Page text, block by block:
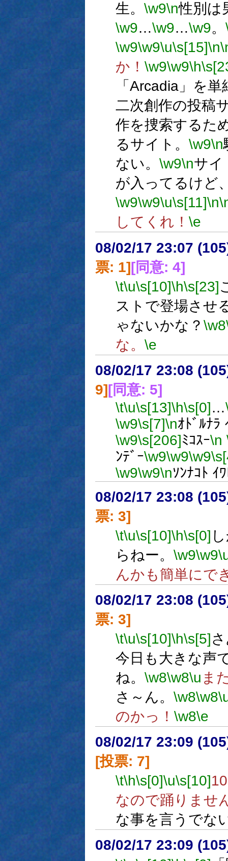
生。 \w9\n性別は
\w9…\w9…\w9。
\w9\w9\u\s[15]\n
か！ \w9\w9\h
「Arcadia」を
二次創作の投稿
作を捜索するた
るサイト。 \w9\n
ない。 \w9\nサイ
が入ってるけど
\w9\w9\u\s[11]\n
してくれ！ \e
08/02/17 23:07
票: 1][同意: 4]
\t\u\s[10]\h\s[23]
ストで登場させ
ゃないかな？ \w8
な。 \e
08/02/17 23:08
9][同意: 5]
\t\u\s[13]\h\s[0]…
\w9\s[7]\nｵﾄﾞﾙﾅﾗ
\w9\s[206]ﾐｺｽｰ\n
ﾝﾃﾞｰ\w9\w9\w9
\w9\w9\nｿﾝﾅｺﾄ ｲ
08/02/17 23:08
票: 3]
\t\u\s[10]\h\s[0]
らねー。 \w9\w9
んかも簡単にで
08/02/17 23:08
票: 3]
\t\u\s[10]\h\s[5]
今日も大きな声
ね。 \w8\w8\u ま
さ～ん。 \w8\w8
のかっ！ \w8\e
08/02/17 23:09
[投票: 7]
\t\h\s[0]\u\s[10]
なので踊りませ
な事を言うでな
08/02/17 23:09